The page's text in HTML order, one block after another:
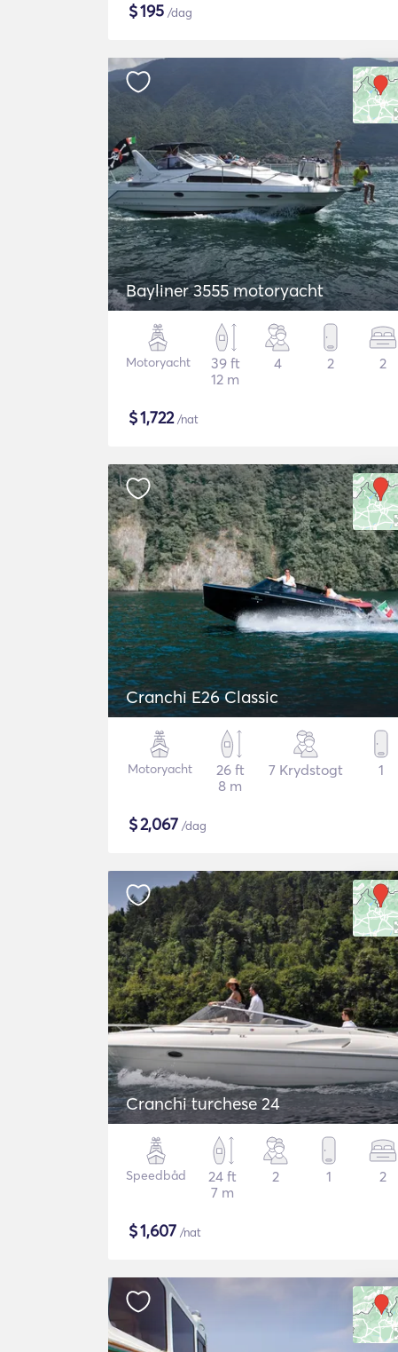
$195 /dag
Bayliner 3555 motoryacht
Motoryacht
39 ft
12 m
4 2 2
$1,722/nat
Cranchi E26 Classic
Motoryacht
26 ft
8 m
7 Krydstogt 1
$2,067 /dag
Cranchi turchese 24
Speedbåd
24 ft
7 m
2 1 2
$1,607 /nat